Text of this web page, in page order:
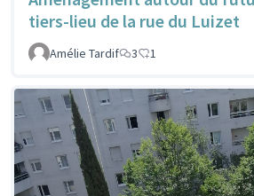
tiers-lieu de la rue du Luizet
Amélie Tardif
3 1